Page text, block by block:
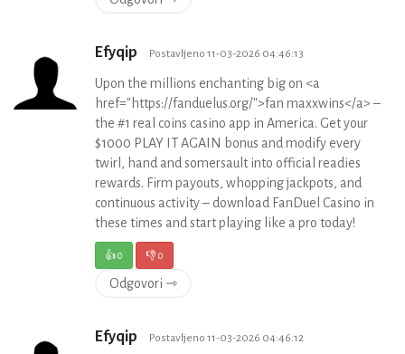
Efyqip Postavljeno 11-03-2026 04:46:13
Upon the millions enchanting big on <a
href="https://fanduelus.org/">fan maxxwins</a> –
the #1 real coins casino app in America. Get your
$1000 PLAY IT AGAIN bonus and modify every
twirl, hand and somersault into official readies
rewards. Firm payouts, whopping jackpots, and
continuous activity – download FanDuel Casino in
these times and start playing like a pro today!
👍0 👎0
Odgovori ⇾
Efyqip Postavljeno 11-03-2026 04:46:12